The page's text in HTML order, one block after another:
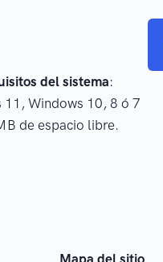
del sistema:
11, Windows 10, 8 ó 7
de espacio libre.
Mapa del sitio